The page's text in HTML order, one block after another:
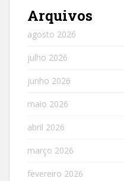
Arquivos
agosto 2026
julho 2026
junho 2026
maio 2026
abril 2026
março 2026
fevereiro 2026